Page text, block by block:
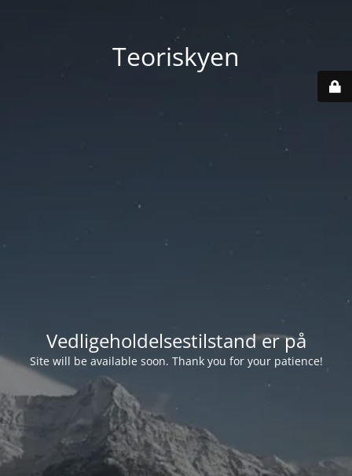
Teoriskyen
Vedligeholdelsestilstand er på
Site will be available soon. Thank you for your patience!